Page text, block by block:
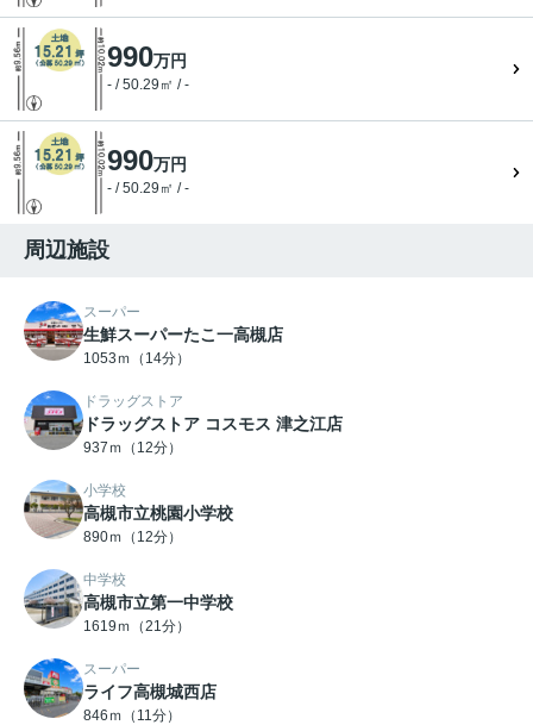
990万円
- / 50.29㎡ / -
990万円
- / 50.29㎡ / -
周辺施設
スーパー
生鮮スーパーたこ一高槻店
1053ｍ（14分）
ドラッグストア
ドラッグストア コスモス 津之江店
937ｍ（12分）
小学校
高槻市立桃園小学校
890ｍ（12分）
中学校
高槻市立第一中学校
1619ｍ（21分）
スーパー
ライフ高槻城西店
846ｍ（11分）